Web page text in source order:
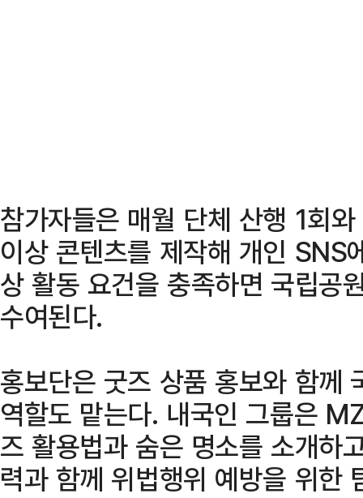
참가자들은 매월 단체 산행 1회
이상 콘텐츠를 제작해 개인 SNS
상 활동 요건을 충족하면 국립공
수여된다.
홍보단은 굿즈 상품 홍보와 함께
역할도 맡는다. 내국인 그룹은
즈 활용법과 숨은 명소를 소개하
력과 함께 위법행위 예방을 위한